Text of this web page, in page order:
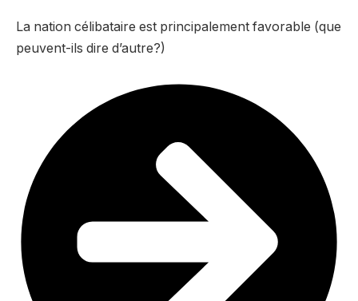
La nation célibataire est principalement favorable (que
peuvent-ils dire d’autre?)